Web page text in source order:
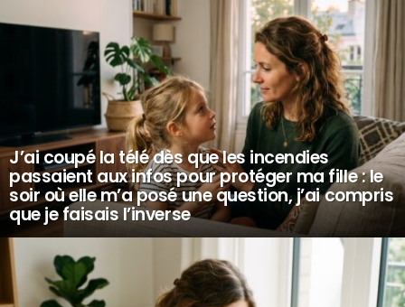
J’ai coupé la télé dès que les incendies
passaient aux infos pour protéger ma fille : le
soir où elle m’a posé une question, j’ai compris
que je faisais l’inverse